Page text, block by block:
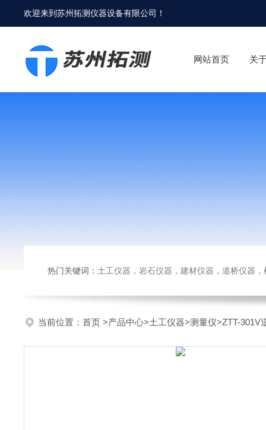
欢迎来到苏州拓测仪器设备有限公司 ！
网站首页 关
热门关键词： 土工仪器，岩石仪器，建材仪器，道桥仪器，检测
当前位置： 首页 >产品中心>土工仪器>测量仪>ZTT-301V